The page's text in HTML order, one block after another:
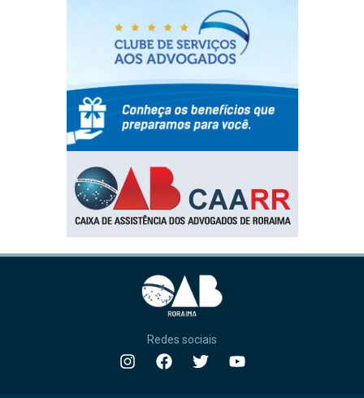
Redes sociais